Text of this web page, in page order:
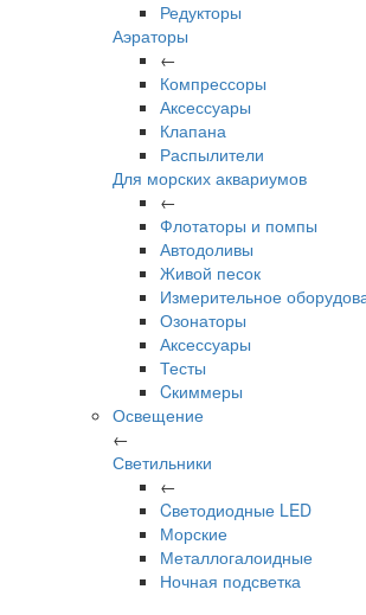
Редукторы
Аэраторы
←
Компрессоры
Аксессуары
Клапана
Распылители
Для морских аквариумов
←
Флотаторы и помпы
Автодоливы
Живой песок
Измерительное
Озонаторы
Аксессуары
Тесты
Cкиммеры
Освещение
←
Светильники
←
Cветодиодные LED
Морские
Металлогалоидные
Ночная подсветка